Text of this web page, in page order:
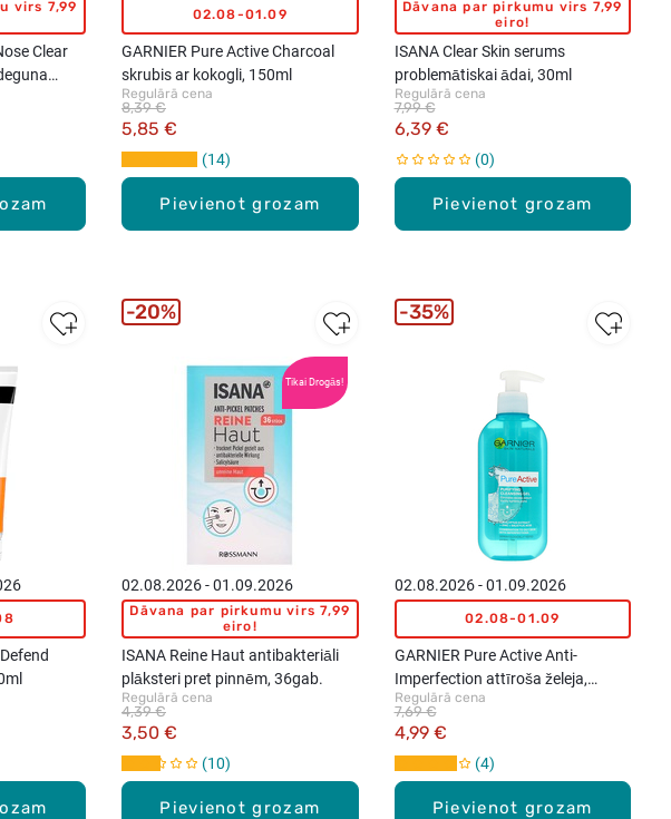
virs 7,99
Clear
Pievienot grozam
02.08-01.09
GARNIER Pure Active Charcoal
skrubis ar kokogli, 150ml
Regulārā cena
5,85 €
8,39 €
14
Pievienot grozam
Dāvana par pirkumu virs 7,99
eiro!
ISANA Clear Skin serums
problemātiskai ādai, 30ml
Regulārā cena
6,39 €
7,99 €
0
Tikai Drogās!
Pievienot grozam
02.08.2026 - 01.09.2026
Dāvana par pirkumu virs 7,99
eiro!
ISANA Reine Haut antibakteriāli
plāksteri pret pinnēm, 36gab.
Regulārā cena
3,50 €
4,39 €
10
20%
Pievienot grozam
02.08.2026 - 01.09.2026
02.08-01.09
GARNIER Pure Active Anti-
Imperfection attīroša želeja,
200ml
Regulārā cena
4,99 €
7,69 €
4
35%